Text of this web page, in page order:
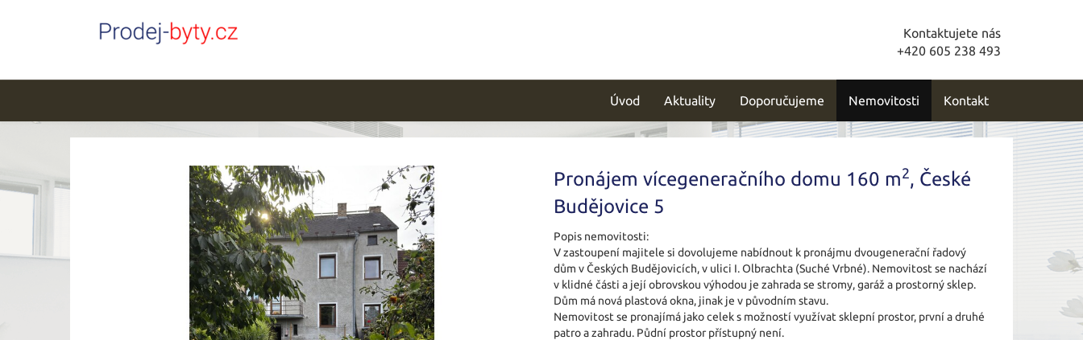
Kontaktujete nás
+420 605 238 493
Úvod Aktuality Doporučujeme Nemovitosti Kontakt
Pronájem vícegeneračního domu 160 m2, České
Budějovice 5
Popis nemovitosti:
V zastoupení majitele si dovolujeme nabídnout k pronájmu dvougenerační řadový
dům v Českých Budějovicích, v ulici I. Olbrachta (Suché Vrbné). Nemovitost se nachází
v klidné části a její obrovskou výhodou je zahrada se stromy, garáž a prostorný sklep.
Dům má nová plastová okna, jinak je v původním stavu.
Nemovitost se pronajímá jako celek s možností využívat sklepní prostor, první a druhé
patro a zahradu. Půdní prostor přístupný není.